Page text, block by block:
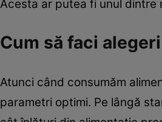
Acesta ar putea fi unul
Cum să faci
Atunci când consumăm
parametri optimi. Pe lângă